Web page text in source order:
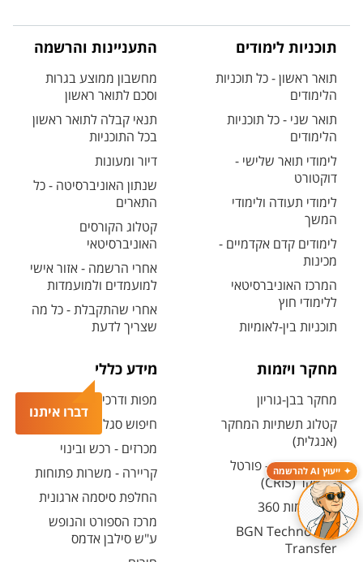
דברו איתנו
ייעוץ AI להרשמה
תוכניות לימודים
תואר ראשון - כל תוכניות
הלימודים
תואר שני - כל תוכניות
הלימודים
לימודי תואר שלישי -
דוקטורט
לימודי תעודה ולימודי
המשך
לימודים קדם אקדמיים -
מכינות
המרכז האוניברסיטאי
ללימודי חוץ
תוכניות בין-לאומיות
התעניינות והרשמה
מחשבון ממוצע בגרות
וסכם לתואר ראשון
תנאי קבלה לתואר ראשון
בכל התוכניות
דיור ומעונות
שנתון האוניברסיטה - כל
התארים
קטלוג הקורסים
האוניברסיטאי
אחרי הרשמה - אזור אישי
למועמדים ולמועמדות
אחרי שהתקבלת - כל מה
שצריך לדעת
מחקר ויזמות
מחקר בבן-גוריון
קטלוג תשתיות המחקר
(אנגלית)
חיפוש מנחה - פורטל
המחקר (CRIS)
מרכז יזמות 360
BGN Technology
Transfer
מידע כללי
מפות ודרכי הגעה
חיפוש סגל ופרטי קשר
מכרזים - רכש ובינוי
קריירה - משרות פתוחות
החלפת סיסמה ארגונית
מרכז הספורט והנופש
ע"ש סילבן אדמס